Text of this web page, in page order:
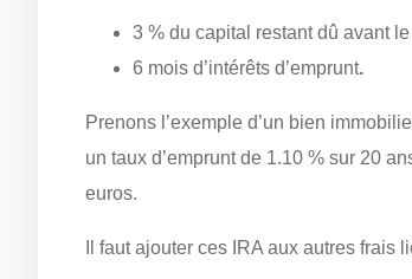
3 % du capital restant dû avant
6 mois d’intérêts d’emprunt.
Prenons l’exemple d’un bien
un taux d’emprunt de 1.10 % sur 20
euros.
Il faut ajouter ces IRA aux autres frais